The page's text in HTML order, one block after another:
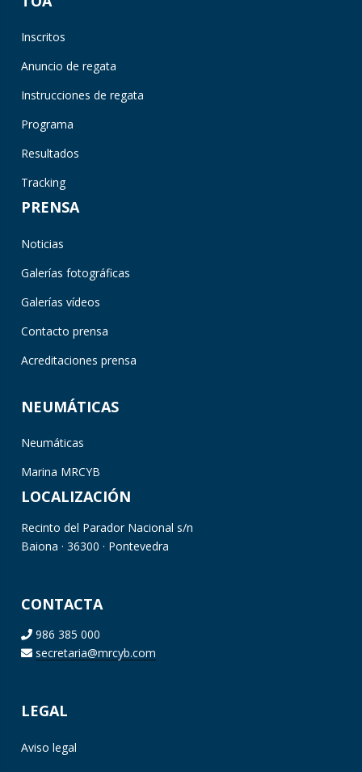
Inscritos
Anuncio de regata
Instrucciones de regata
Programa
Resultados
Tracking
PRENSA
Noticias
Galerías fotográficas
Galerías vídeos
Contacto prensa
Acreditaciones prensa
NEUMÁTICAS
Neumáticas
Marina MRCYB
LOCALIZACIÓN
Recinto del Parador Nacional s/n
Baiona · 36300 · Pontevedra
CONTACTA
986 385 000
secretaria@mrcyb.com
LEGAL
Aviso legal